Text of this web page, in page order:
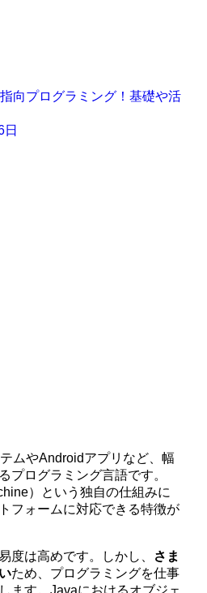
向プログラミング！基礎や活
ムやAndroidアプリなど、幅
プログラミング言語です。
）という独自の仕組みに
フォームに対応できる特徴が
度は高めです。しかし、 さま
ため、プログラミングを仕事
ます。Javaにおけるオブジェ